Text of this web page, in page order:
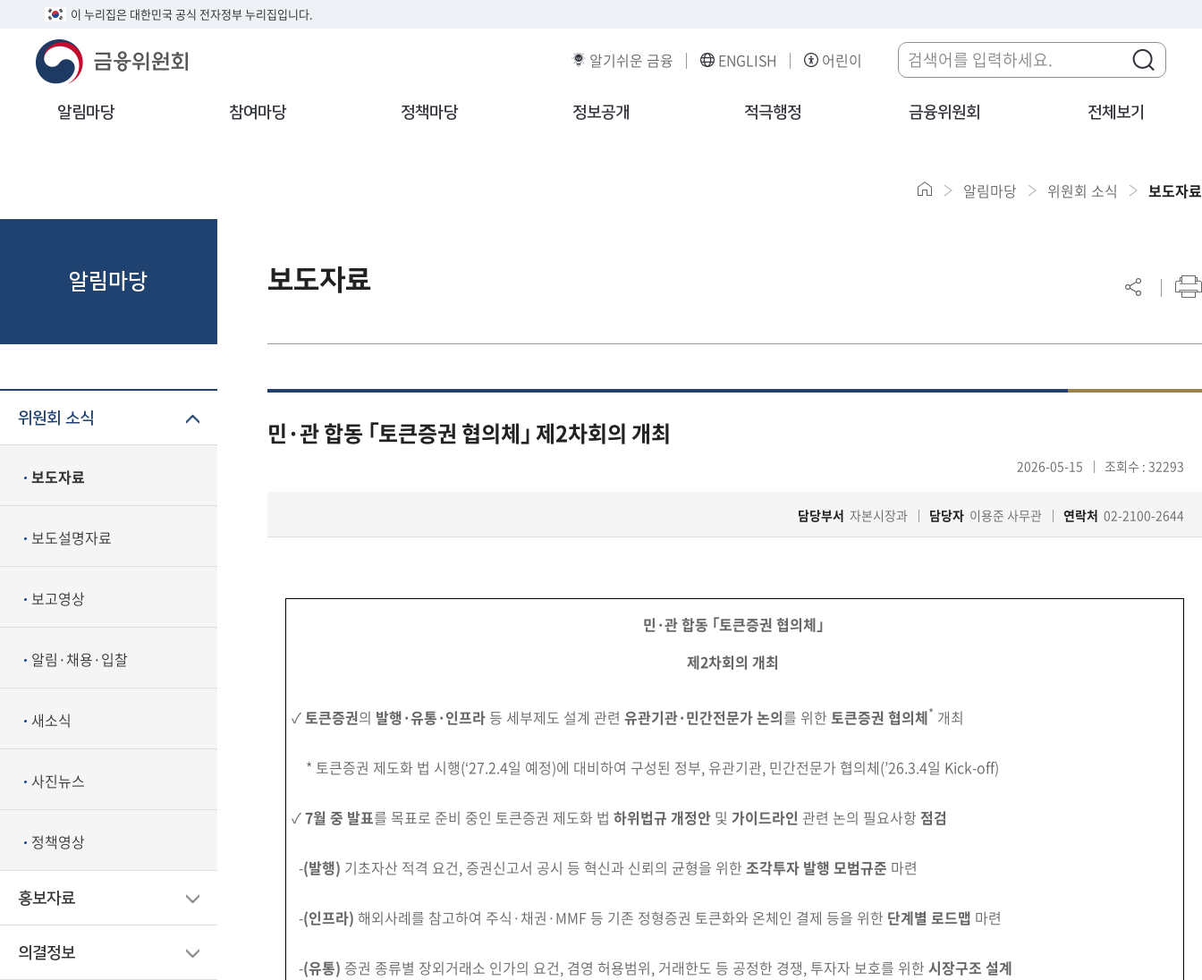
이 누리집은 대한민국 공식 전자정부 누리집입니다.
알기쉬운 금융 ENGLISH 어린이
알림마당 참여마당 정책마당 정보공개 적극행정 금융위원회 전체보기
알림마당
위원회 소식
보도자료
보도설명자료
보고영상
알림·채용·입찰
새소식
사진뉴스
정책영상
홍보자료
의결정보
알림마당 위원회 소식 보도자료
보도자료
민·관 합동 ｢토큰증권 협의체｣ 제2차회의 개최
2026-05-15 조회수 : 32293
담당부서 자본시장과 담당자 이용준 사무관 연락처 02-2100-2644
민·관 합동 ｢토큰증권 협의체｣
제2차회의 개최
✓토큰증권의 발행·유통·인프라 등 세부제도 설계 관련유관기관·민간전문가 논의를 위한토큰증권 협의체* 개최
* 토큰증권 제도화 법 시행(‘27.2.4일 예정)에 대비하여 구성된 정부, 유관기관, 민간전문가 협의체(’26.3.4일 Kick-off)
✓7월 중 발표를 목표로 준비 중인 토큰증권 제도화 법 하위법규 개정안 및가이드라인 관련 논의 필요사항 점검
-(발행) 기초자산 적격 요건, 증권신고서 공시 등 혁신과 신뢰의 균형을 위한조각투자 발행 모범규준 마련
-(인프라) 해외사례를 참고하여 주식·채권·MMF 등 기존 정형증권 토큰화와 온체인 결제 등을 위한 단계별 로드맵 마련
-(유통) 증권 종류별 장외거래소 인가의 요건, 겸영 허용범위, 거래한도 등 공정한 경쟁, 투자자 보호를 위한 시장구조 설계